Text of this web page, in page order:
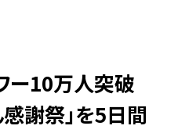
ー10万人突破
感謝祭」を5日間